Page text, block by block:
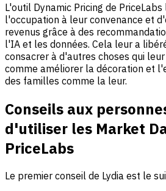
L'outil Dynamic Pricing de
l'occupation à leur convenance et
revenus grâce à des
l'IA et les données. Cela leur a
consacrer à d'autres choses qui
comme améliorer la décoration et
des familles comme la leur.
Conseils aux
d'utiliser les Market
PriceLabs
Le premier conseil de Lydia est le